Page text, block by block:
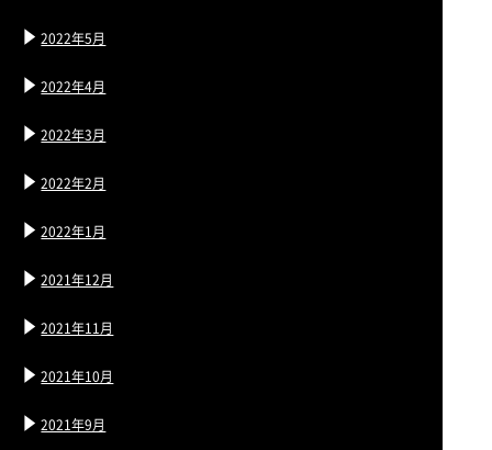
2022年5月
2022年4月
2022年3月
2022年2月
2022年1月
2021年12月
2021年11月
2021年10月
2021年9月